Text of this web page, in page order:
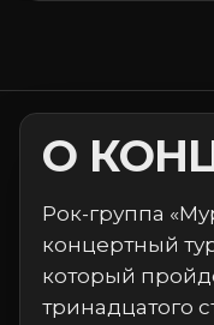
О
Рок-группа
концертный тур
который
тринадцатого